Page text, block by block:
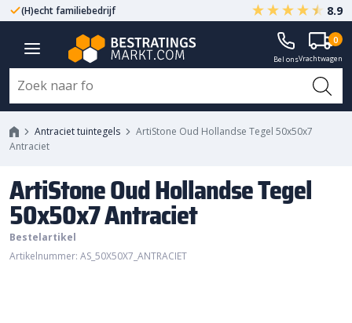
(H)echt familiebedrijf Gegarandeerd A-kwaliteit
8.9
Bel onsVrachtwagen
0
Antraciet tuintegels
ArtiStone Oud Hollandse Tegel 50x50x7
Antraciet
ArtiStone Oud Hollandse Tegel
50x50x7 Antraciet
Bestelartikel
Artikelnummer: AS_50X50X7_ANTRACIET
ArtiStone Oud Hollandse Tegel
50x50x7 Antraciet